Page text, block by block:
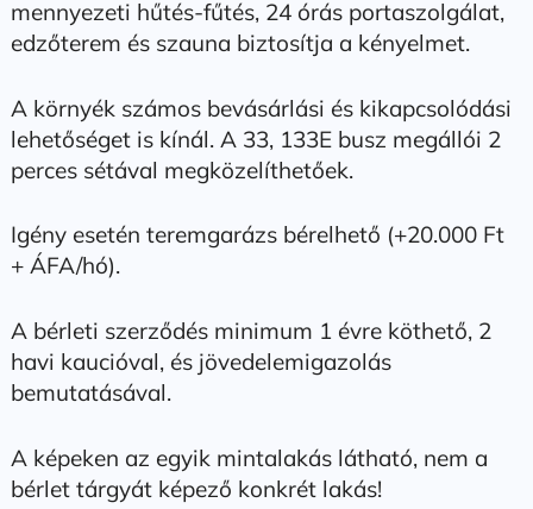
mennyezeti hűtés-fűtés, 24 órás portaszolgálat,
edzőterem és szauna biztosítja a kényelmet.
A környék számos bevásárlási és kikapcsolódási
lehetőséget is kínál. A 33, 133E busz megállói 2
perces sétával megközelíthetőek.
Igény esetén teremgarázs bérelhető (+20.000 Ft
+ ÁFA/hó).
A bérleti szerződés minimum 1 évre köthető, 2
havi kaucióval, és jövedelemigazolás
bemutatásával.
A képeken az egyik mintalakás látható, nem a
bérlet tárgyát képező konkrét lakás!